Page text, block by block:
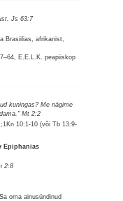
Js 63:7
Brasiilias, afrikanist,
E.E.L.K. peapiiskop
kuningas? Me nägime
Mt 2:2
10:1-10 (või Tb 13:9-
Epiphanias
2:8
oma ainusündinud